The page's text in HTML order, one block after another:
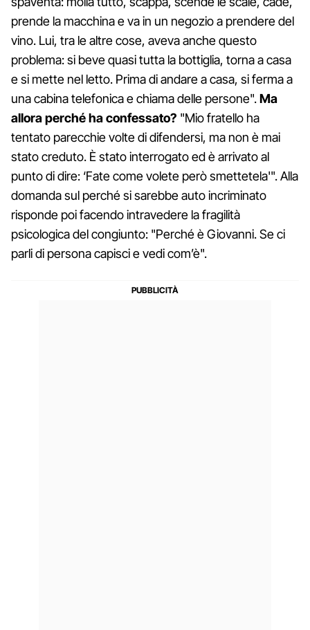
prende la macchina e va in un negozio a prendere del
vino. Lui, tra le altre cose, aveva anche questo
problema: si beve quasi tutta la bottiglia, torna a casa
e si mette nel letto. Prima di andare a casa, si ferma a
una cabina telefonica e chiama delle persone".Ma
allora perché ha confessato? "Mio fratello ha
tentato parecchie volte di difendersi, ma non è mai
stato creduto. È stato interrogato ed è arrivato al
punto di dire: ‘Fate come volete però smettetela'". Alla
domanda sul perché si sarebbe auto incriminato
risponde poi facendo intravedere la fragilità
psicologica del congiunto: "Perché è Giovanni. Se ci
parli di persona capisci e vedi com’è".